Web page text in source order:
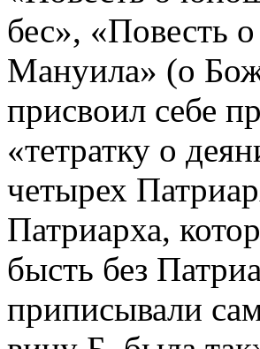
бес», «Повесть
Мануила» (о
присвоил себе
«тетратку о
четырех
Патриарха,
бысть без
приписывали